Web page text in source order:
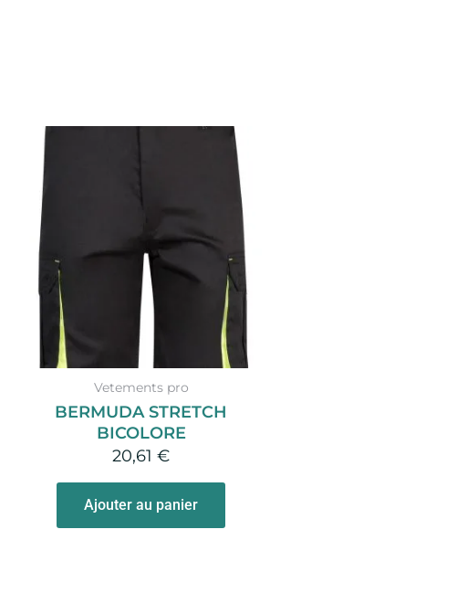
Vetements pro
BERMUDA STRETCH
BICOLORE
20,61 €
Ajouter au panier